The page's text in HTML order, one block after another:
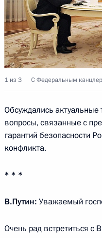
Телефонный разговор
Макроном и
Шольцем
28 мая 2022 года, 15:25
Олафом Шольцем
13 мая 2022 года, 13:25
Телефонный разговор
30 марта 2022 года, 18:10
1 из 3 С Федеральным
Обсуждались
вопросы, связанные с
гарантий безопасности
конфликта.
* * *
В.Путин: Уважаемый
Очень рад встретиться с